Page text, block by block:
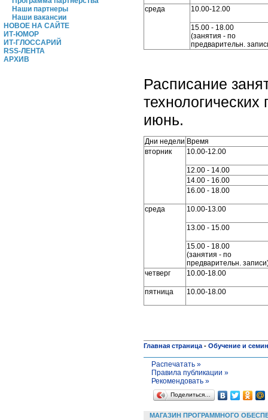
Наши партнеры
Наши вакансии
НОВОЕ НА САЙТЕ
ИТ-ЮМОР
ИТ-ГЛОССАРИЙ
RSS-ЛЕНТА
АРХИВ
среда 10.00-12.00
15.00 - 18.00
(занятия - по
предварительн.
Расписание
июнь.
Дни недели Время
вторник
10.00-12.00
12.00 - 14.00
14.00 - 16.00
16.00 - 18.00
среда 10.00-13.00
13.00 - 15.00
15.00 - 18.00
(занятия - по
предварительн.
четверг
10.00-18.00
пятница 10.00-18.00
Главная страница - Обучение и
Распечатать »
Правила публикации »
Рекомендовать »
Поделиться…
МАГАЗИН ПРОГРАММНОГО